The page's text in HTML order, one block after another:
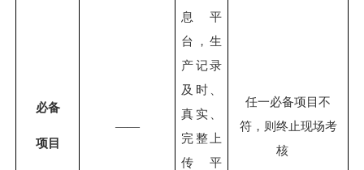
必备
项目
——
任一必备项目不
符，则终止现场考
核
息平
台，生
产记录
及时、
真实、
完整上
传平